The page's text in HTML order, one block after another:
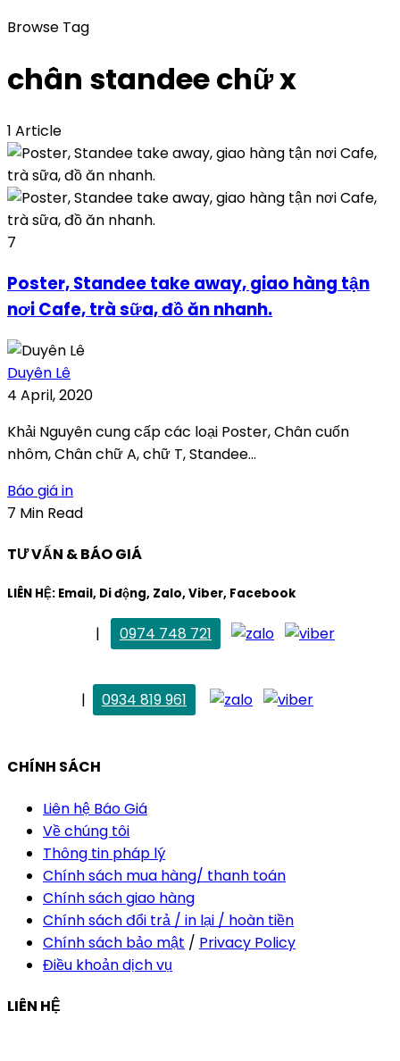
Browse Tag
chân standee chữ x
1 Article
7
Poster, Standee take away, giao hàng tận
nơi Cafe, trà sữa, đồ ăn nhanh.
Duyên Lê
4 April, 2020
Khải Nguyên cung cấp các loại Poster, Chân cuốn
nhôm, Chân chữ A, chữ T, Standee...
Báo giá in
7 Min Read
TƯ VẤN & BÁO GIÁ
LIÊN HỆ: Email, Di động, Zalo, Viber, Facebook
|
0974 748 721
|
0934 819 961
CHÍNH SÁCH
Liên hệ Báo Giá
Về chúng tôi
Thông tin pháp lý
Chính sách mua hàng/ thanh toán
Chính sách giao hàng
Chính sách đổi trả / in lại / hoàn tiền
Chính sách bảo mật / Privacy Policy
Điều khoản dịch vụ
LIÊN HỆ